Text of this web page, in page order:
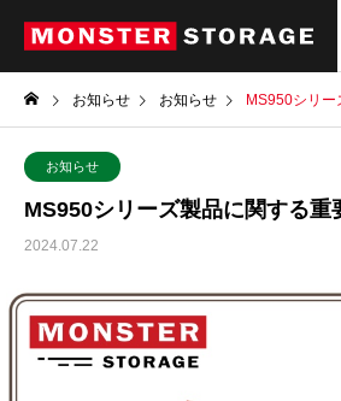
お知らせ お知らせ MS950シリーズ
お知らせ
MS950シリーズ製品に関する重
2024.07.22